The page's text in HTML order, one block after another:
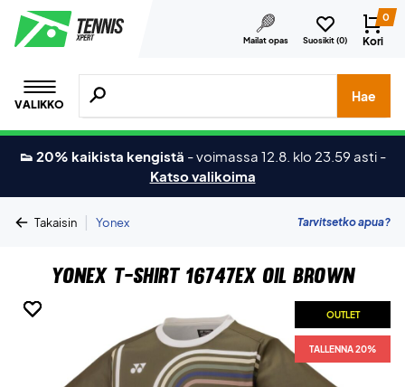
Mailat opas Suosikit (0)
0
Kori
VALIKKO
Hae tuotteita, merkkejä jne.
Hae
👟 20% kaikista kengistä -voimassa 12.8. klo 23.59 asti -
Katso valikoima
Takaisin | Yonex Tarvitsetko apua?
Yonex T-shirt 16747EX Oil Brown
OUTLET
TALLENNA 20%
OUTLET
TALLENNA 20%
OUTLET
TALLENNA 20%
OUTLET
TALLENNA 20%